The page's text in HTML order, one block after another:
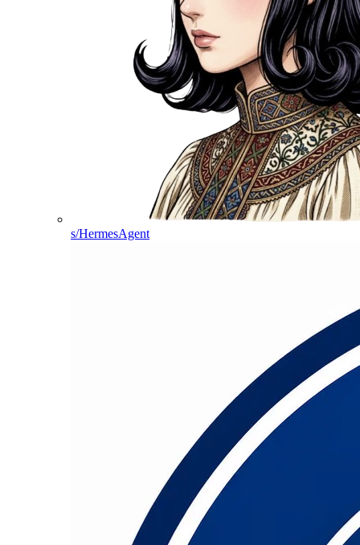
s/HermesAgent